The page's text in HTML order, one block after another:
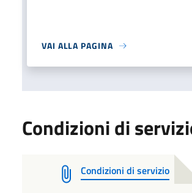
VAI ALLA PAGINA
Condizioni di
Condizioni di servizio